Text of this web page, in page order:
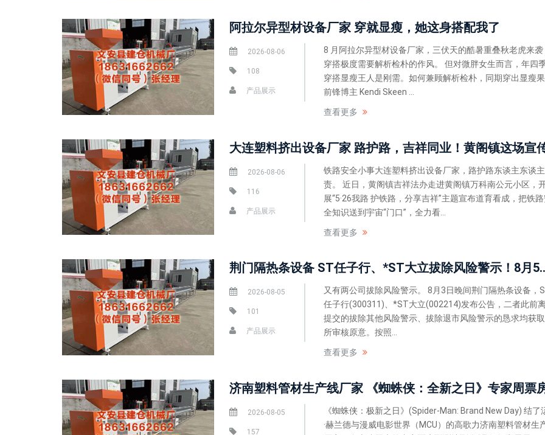
阿拉尔异型材设备厂家 穿就显瘦，她这身搭配我了
2026-08-06
108
产品展示
8 月阿拉尔异型材设备厂家，三伏天的酷暑重叠秋老虎来袭
穿搭极度需要解析检朴的作风。 但对微胖女生而言，年四季
穿搭显瘦王人是刚需。如何兼顾解析检朴，同期穿出显瘦果
前锋博主 Kendi Skeen ...
查看更多
2026-08-06
116
产品展示
铁路安全小事大连塑料挤出设备厂家，路护路东谈主东谈
责。 近日，黄阁镇吉祥法办走进黄阁镇万科南公元小区，
展“5·26我路 护铁路，分享吉祥”主题宣布道育看成，把铁
全知识送到宇宙“门口”，全力看...
查看更多
荆门隔热条设备 ST
2026-08-05
101
产品展示
又有两公司拔除风险警示。 8月3日晚间荆门隔热条设备，
任子行(300311)、*ST大立(002214)发布公告，二者此前
提交的拔除其他风险警示、拔除退市风险警示的恳求均获
所审核原意。按照...
查看更多
2026-08-05
157
《蜘蛛侠：极新之日》(Spider-Man: Brand New Day) 结了
·赫兰德与漫威电影世界（MCU）的高歌力济南塑料管材生